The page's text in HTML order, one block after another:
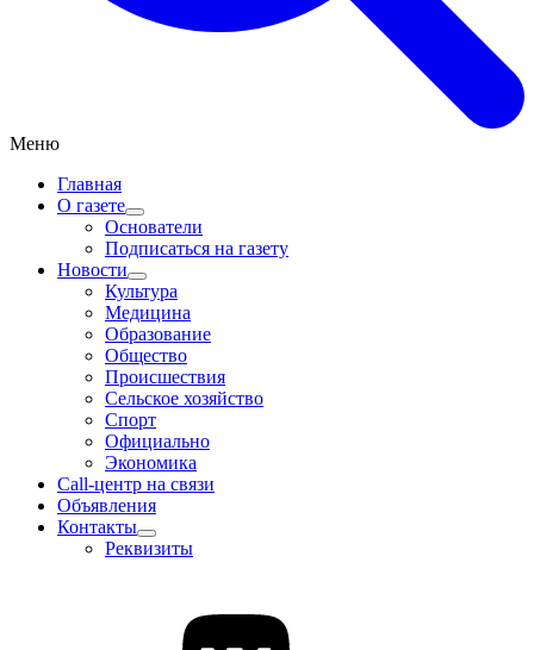
Меню
Главная
О газете
Основатели
Подписаться на газету
Новости
Культура
Медицина
Образование
Общество
Происшествия
Сельское хозяйство
Спорт
Официально
Экономика
Call-центр на связи
Объявления
Контакты
Реквизиты